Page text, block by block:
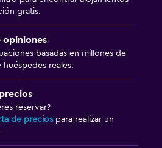
gratis.
opiniones
basadas en millones de
reales.
reservar?
de precios para realizar un